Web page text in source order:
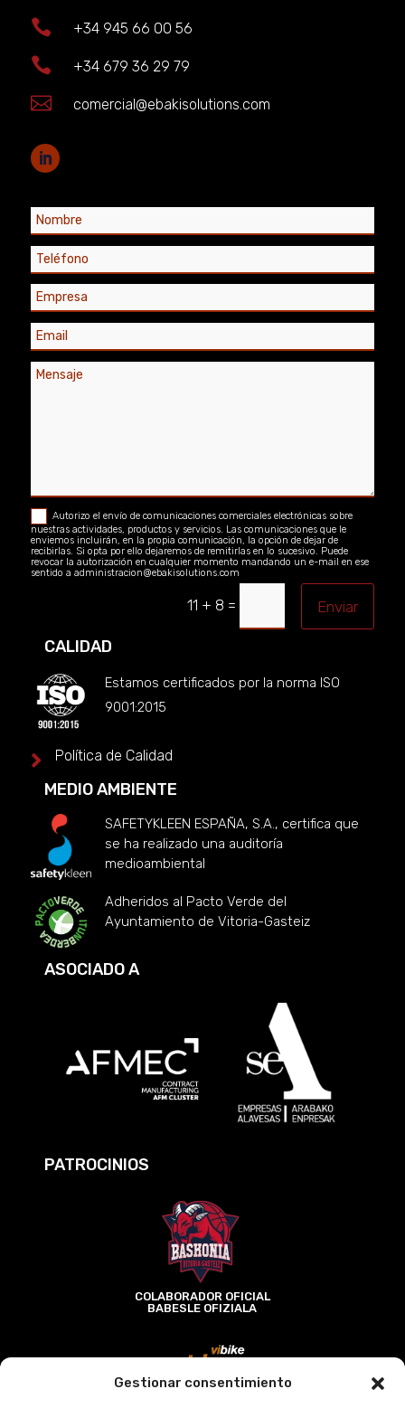
Gestionar consentimiento
 +34 945 66 00 56
 +34 679 36 29 79
 comercial@ebakisolutions.com
Autorizo el envío de comunicaciones comerciales electrónicas sobre
nuestras actividades, productos y servicios. Las comunicaciones que le
enviemos incluirán, en la propia comunicación, la opción de dejar de
recibirlas. Si opta por ello dejaremos de remitirlas en lo sucesivo. Puede
revocar la autorización en cualquier momento mandando un e-mail en ese
sentido a administracion@ebakisolutions.com
11 + 8 = Enviar
CALIDAD
Estamos certificados por la norma ISO
9001:2015
 Política de Calidad
MEDIO AMBIENTE
SAFETYKLEEN ESPAÑA, S.A., certifica que
se ha realizado una auditoría
medioambiental
Adheridos al Pacto Verde del
Ayuntamiento de Vitoria-Gasteiz
ASOCIADO A
PATROCINIOS
COLABORADOR OFICIAL
BABESLE OFIZIALA